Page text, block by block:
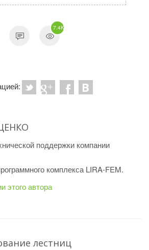
7.4K
поддержки компании
комплекса LIRA-FEM.
этого автора
лестниц